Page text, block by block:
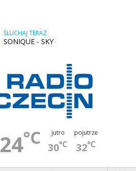
SŁUCHAJ TERAZ
SONIQUE - SKY
24°C jutro
30°C
pojutrze
32°C